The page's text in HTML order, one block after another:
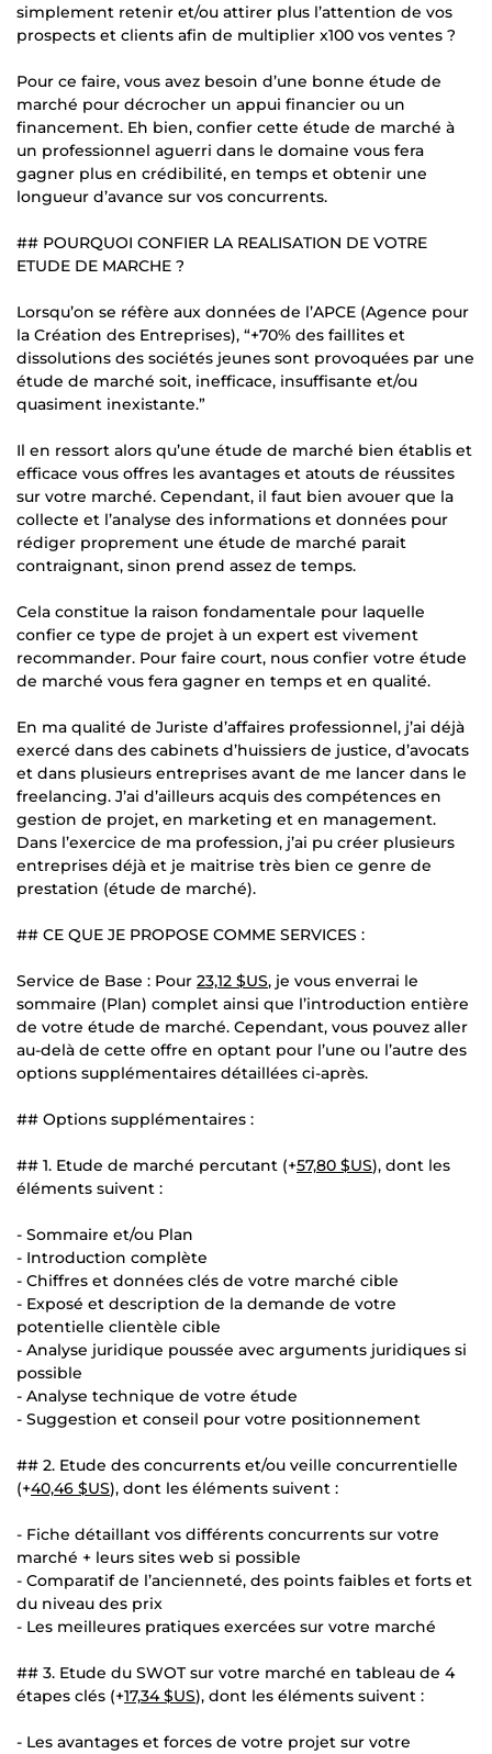
simplement retenir et/ou attirer plus l’attention de vos
prospects et clients afin de multiplier x100 vos ventes ?
Pour ce faire, vous avez besoin d’une bonne étude de
marché pour décrocher un appui financier ou un
financement. Eh bien, confier cette étude de marché à
un professionnel aguerri dans le domaine vous fera
gagner plus en crédibilité, en temps et obtenir une
longueur d’avance sur vos concurrents.
## POURQUOI CONFIER LA REALISATION DE VOTRE
ETUDE DE MARCHE ?
Lorsqu’on se réfère aux données de l’APCE (Agence pour
la Création des Entreprises), “+70% des faillites et
dissolutions des sociétés jeunes sont provoquées par une
étude de marché soit, inefficace, insuffisante et/ou
quasiment inexistante.”
Il en ressort alors qu’une étude de marché bien établis et
efficace vous offres les avantages et atouts de réussites
sur votre marché. Cependant, il faut bien avouer que la
collecte et l’analyse des informations et données pour
rédiger proprement une étude de marché parait
contraignant, sinon prend assez de temps.
Cela constitue la raison fondamentale pour laquelle
confier ce type de projet à un expert est vivement
recommander. Pour faire court, nous confier votre étude
de marché vous fera gagner en temps et en qualité.
En ma qualité de Juriste d’affaires professionnel, j’ai déjà
exercé dans des cabinets d’huissiers de justice, d’avocats
et dans plusieurs entreprises avant de me lancer dans le
freelancing. J’ai d’ailleurs acquis des compétences en
gestion de projet, en marketing et en management.
Dans l’exercice de ma profession, j’ai pu créer plusieurs
entreprises déjà et je maitrise très bien ce genre de
prestation (étude de marché).
## CE QUE JE PROPOSE COMME SERVICES :
Service de Base : Pour 23,12 $US, je vous enverrai le
sommaire (Plan) complet ainsi que l’introduction entière
de votre étude de marché. Cependant, vous pouvez aller
au-delà de cette offre en optant pour l’une ou l’autre des
options supplémentaires détaillées ci-après.
## Options supplémentaires :
## 1. Etude de marché percutant (+57,80 $US), dont les
éléments suivent :
- Sommaire et/ou Plan
- Introduction complète
- Chiffres et données clés de votre marché cible
- Exposé et description de la demande de votre
potentielle clientèle cible
- Analyse juridique poussée avec arguments juridiques si
possible
- Analyse technique de votre étude
- Suggestion et conseil pour votre positionnement
## 2. Etude des concurrents et/ou veille concurrentielle
(+40,46 $US), dont les éléments suivent :
- Fiche détaillant vos différents concurrents sur votre
marché + leurs sites web si possible
- Comparatif de l’ancienneté, des points faibles et forts et
du niveau des prix
- Les meilleures pratiques exercées sur votre marché
## 3. Etude du SWOT sur votre marché en tableau de 4
étapes clés (+17,34 $US), dont les éléments suivent :
- Les avantages et forces de votre projet sur votre